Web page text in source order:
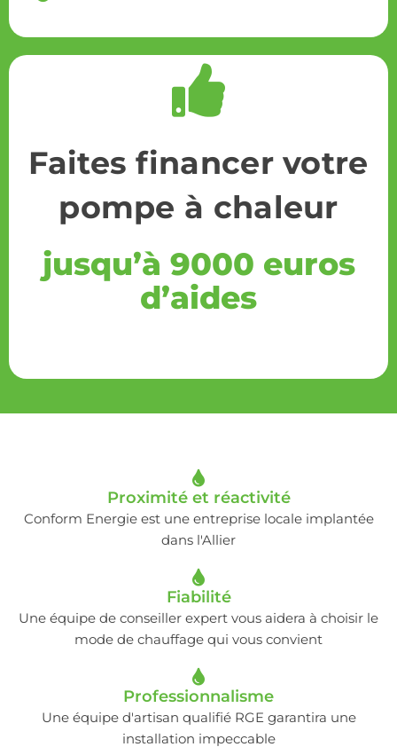
Faites financer votre
pompe à chaleur
jusqu’à 9000 euros
d’aides
Proximité et réactivité
Conform Energie est une entreprise locale implantée
dans l'Allier
Fiabilité
Une équipe de conseiller expert vous aidera à choisir le
mode de chauffage qui vous convient
Professionnalisme
Une équipe d'artisan qualifié RGE garantira une
installation impeccable